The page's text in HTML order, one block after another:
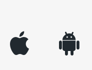
appleinc android